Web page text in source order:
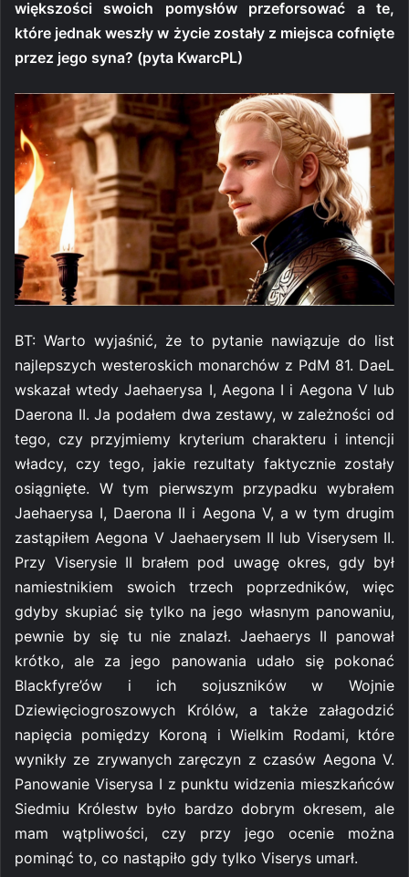
większości swoich pomysłów przeforsować a te,
które jednak weszły w życie zostały z miejsca cofnięte
przez jego syna? (pyta KwarcPL)
BT: Warto wyjaśnić, że to pytanie nawiązuje do list
najlepszych westeroskich monarchów z PdM 81. DaeL
wskazał wtedy Jaehaerysa I, Aegona I i Aegona V lub
Daerona II. Ja podałem dwa zestawy, w zależności od
tego, czy przyjmiemy kryterium charakteru i intencji
władcy, czy tego, jakie rezultaty faktycznie zostały
osiągnięte. W tym pierwszym przypadku wybrałem
Jaehaerysa I, Daerona II i Aegona V, a w tym drugim
zastąpiłem Aegona V Jaehaerysem II lub Viserysem II.
Przy Viserysie II brałem pod uwagę okres, gdy był
namiestnikiem swoich trzech poprzedników, więc
gdyby skupiać się tylko na jego własnym panowaniu,
pewnie by się tu nie znalazł. Jaehaerys II panował
krótko, ale za jego panowania udało się pokonać
Blackfyre’ów i ich sojuszników w Wojnie
Dziewięciogroszowych Królów, a także załagodzić
napięcia pomiędzy Koroną i Wielkim Rodami, które
wynikły ze zrywanych zaręczyn z czasów Aegona V.
Panowanie Viserysa I z punktu widzenia mieszkańców
Siedmiu Królestw było bardzo dobrym okresem, ale
mam wątpliwości, czy przy jego ocenie można
pominąć to, co nastąpiło gdy tylko Viserys umarł.